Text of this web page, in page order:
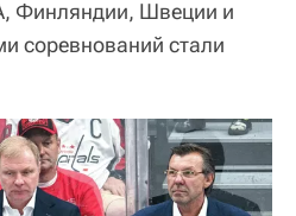
Финляндии, Швеции и
соревнований стали